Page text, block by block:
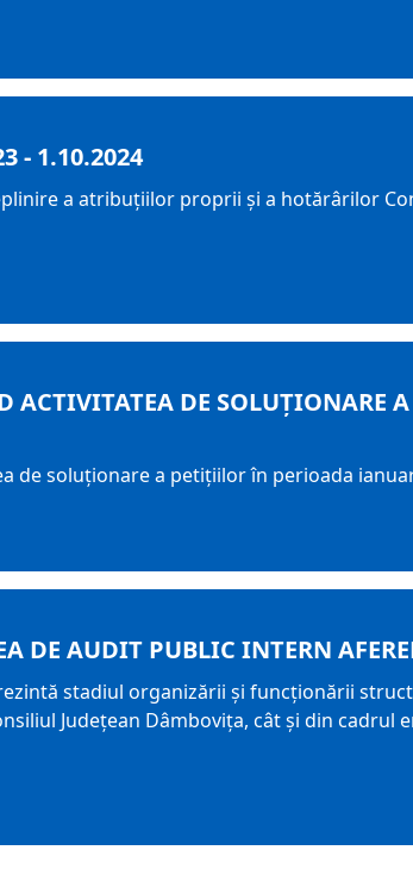
- 1.10.2024
a atribuțiilor proprii şi a hotărârilor
ACTIVITATEA DE
de soluționare a petițiilor în perioada
DE AUDIT PUBLIC INTERN
stadiul organizării şi funcţionării
Judeţean Dâmboviţa, cât şi din